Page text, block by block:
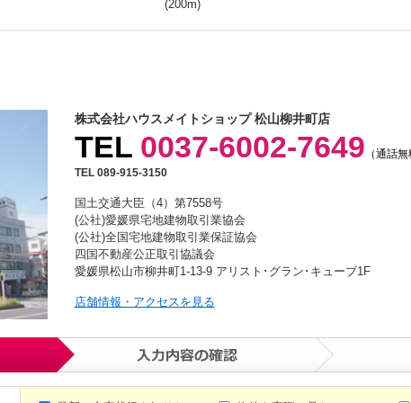
(200m)
株式会社ハウスメイトショップ 松山柳井町店
TEL 0037-6002-7649 （通話
TEL 089-915-3150
国土交通大臣（4）第7558号
(公社)愛媛県宅地建物取引業協会
(公社)全国宅地建物取引業保証協会
四国不動産公正取引協議会
愛媛県松山市柳井町1-13-9 アリスト･グラン･キューブ1F
店舗情報・アクセスを見る